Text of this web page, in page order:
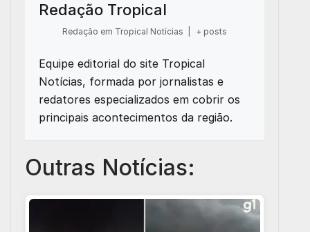
Redação Tropical
Redação em Tropical Notícias + posts
Equipe editorial do site Tropical
Notícias, formada por jornalistas e
redatores especializados em cobrir os
principais acontecimentos da região.
Outras Notícias: